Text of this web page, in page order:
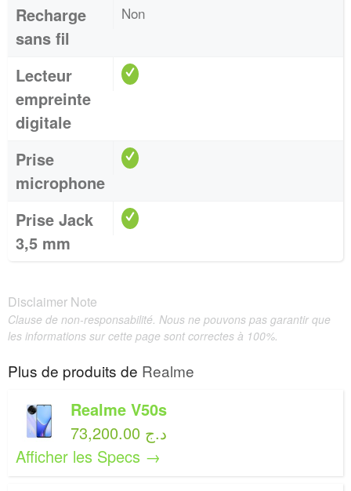
Recharge
sans fil
Non
Lecteur
empreinte
digitale
Prise
microphone
Prise Jack
3,5 mm
Disclaimer Note
Clause de non-responsabilité. Nous ne pouvons pas garantir que
les informations sur cette page sont correctes à 100%.
Plus de produits de Realme
Realme V50s
73,200.00 د.ج
Afficher les Specs →